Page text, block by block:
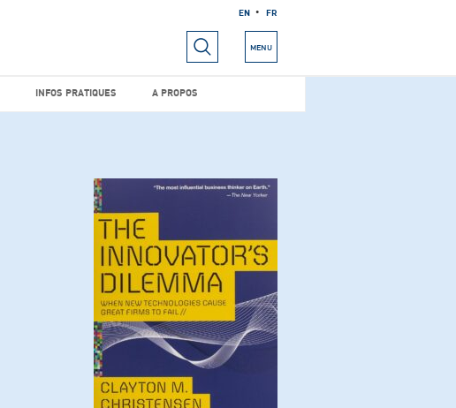
EN FR
MENU
INFOS PRATIQUES
INFOS PRATIQUES A PROPOS